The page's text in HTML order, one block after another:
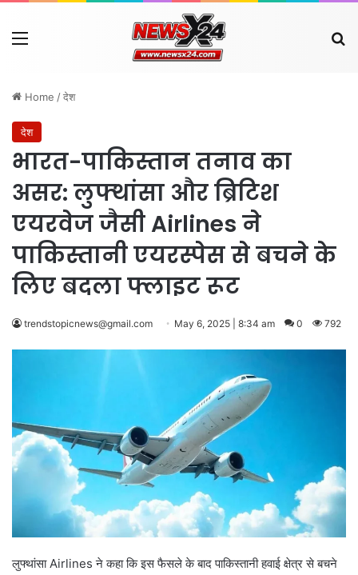
Menu
Home /देश
देश
भारत-पाकिस्तान तनाव का
असर: लुफ्थांसा और ब्रिटिश
एयरवेज जैसी Airlines ने
पाकिस्तानी एयरस्पेस से बचने के
लिए बदला फ्लाइट रूट
trendstopicnews@gmail.com May 6, 2025 | 8:34 am 0 792
लुफ्थांसा Airlines ने कहा कि इस फैसले के बाद पाकिस्तानी हवाई क्षेत्र से बचने